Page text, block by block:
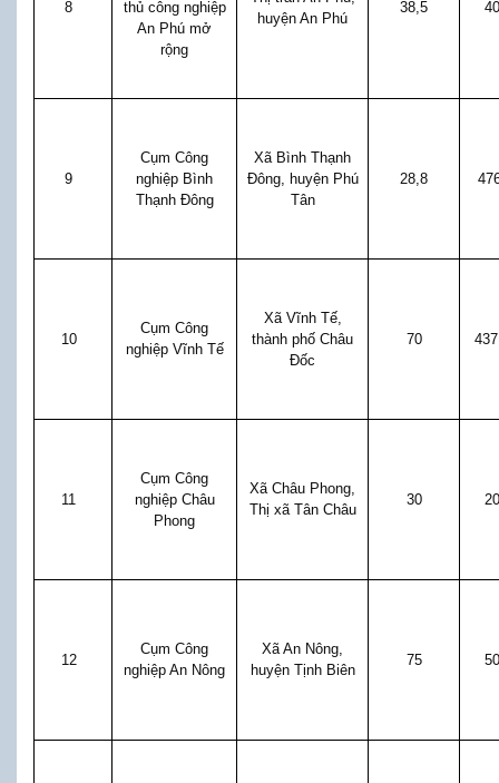
8
thủ công nghiệp
An Phú mở
rộng
huyện An Phú
38,5
9
Cụm Công
nghiệp Bình
Thạnh Đông
Xã Bình Thạnh
Đông, huyện Phú
Tân
28,8
10
Cụm Công
nghiệp Vĩnh Tế
Xã Vĩnh Tế,
thành phố Châu
Đốc
70
11
Cụm Công
nghiệp Châu
Phong
Xã Châu Phong,
Thị xã Tân Châu
30
12
Cụm Công
nghiệp An Nông
Xã An Nông,
huyện Tịnh Biên
75